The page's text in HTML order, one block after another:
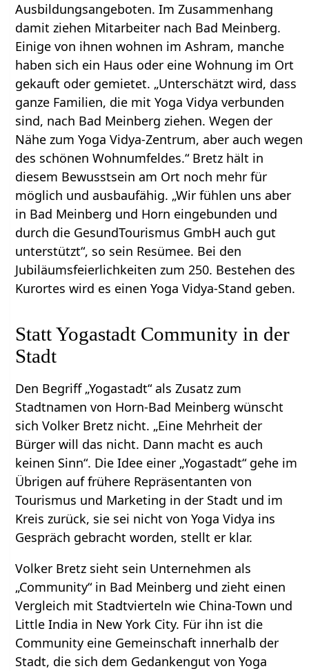
Ausbildungsangeboten. Im Zusammenhang
damit ziehen Mitarbeiter nach Bad Meinberg.
Einige von ihnen wohnen im Ashram, manche
haben sich ein Haus oder eine Wohnung im Ort
gekauft oder gemietet. „Unterschätzt wird, dass
ganze Familien, die mit Yoga Vidya verbunden
sind, nach Bad Meinberg ziehen. Wegen der
Nähe zum Yoga Vidya-Zentrum, aber auch wegen
des schönen Wohnumfeldes.“ Bretz hält in
diesem Bewusstsein am Ort noch mehr für
möglich und ausbaufähig. „Wir fühlen uns aber
in Bad Meinberg und Horn eingebunden und
durch die GesundTourismus GmbH auch gut
unterstützt“, so sein Resümee. Bei den
Jubiläumsfeierlichkeiten zum 250. Bestehen des
Kurortes wird es einen Yoga Vidya-Stand geben.
Statt Yogastadt Community in der
Stadt
Den Begriff „Yogastadt“ als Zusatz zum
Stadtnamen von Horn-Bad Meinberg wünscht
sich Volker Bretz nicht. „Eine Mehrheit der
Bürger will das nicht. Dann macht es auch
keinen Sinn“. Die Idee einer „Yogastadt“ gehe im
Übrigen auf frühere Repräsentanten von
Tourismus und Marketing in der Stadt und im
Kreis zurück, sie sei nicht von Yoga Vidya ins
Gespräch gebracht worden, stellt er klar.
Volker Bretz sieht sein Unternehmen als
„Community“ in Bad Meinberg und zieht einen
Vergleich mit Stadtvierteln wie China-Town und
Little India in New York City. Für ihn ist die
Community eine Gemeinschaft innerhalb der
Stadt, die sich dem Gedankengut von Yoga